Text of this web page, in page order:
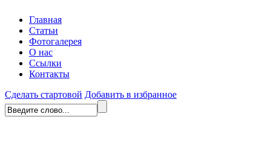
Главная
Статьи
Фотогалерея
О нас
Ссылки
Контакты
Сделать стартовой Добавить в избранное